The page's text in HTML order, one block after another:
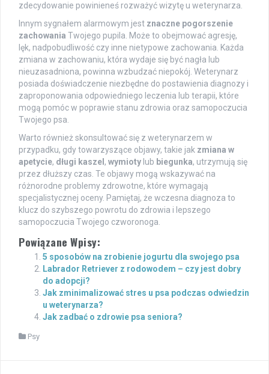
zdecydowanie powinieneś rozważyć wizytę u weterynarza.
Innym sygnałem alarmowym jest znaczne pogorszenie
zachowania Twojego pupila. Może to obejmować agresję,
lęk, nadpobudliwość czy inne nietypowe zachowania. Każda
zmiana w zachowaniu, która wydaje się być nagła lub
nieuzasadniona, powinna wzbudzać niepokój. Weterynarz
posiada doświadczenie niezbędne do postawienia diagnozy i
zaproponowania odpowiedniego leczenia lub terapii, które
mogą pomóc w poprawie stanu zdrowia oraz samopoczucia
Twojego psa.
Warto również skonsultować się z weterynarzem w
przypadku, gdy towarzyszące objawy, takie jak zmiana w
apetycie, długi kaszel , wymioty lub biegunka, utrzymują się
przez dłuższy czas. Te objawy mogą wskazywać na
różnorodne problemy zdrowotne, które wymagają
specjalistycznej oceny. Pamiętaj, że wczesna diagnoza to
klucz do szybszego powrotu do zdrowia i lepszego
samopoczucia Twojego czworonoga.
Powiązane Wpisy:
5 sposobów na zrobienie jogurtu dla swojego psa
Labrador Retriever z rodowodem – czy jest dobry
do adopcji?
Jak zminimalizować stres u psa podczas odwiedzin
u weterynarza?
Jak zadbać o zdrowie psa seniora?
Psy